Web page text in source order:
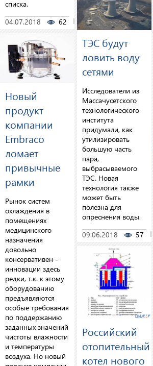
списка.
04.07.2018
62 0
Новый
продукт
компании
Embraco
ломает
привычные
рамки
Рынок систем
охлаждения в
помещениях
медицинского
назначения
довольно
консервативен -
инновации здесь
редки, т.к. к этому
оборудованию
предъявляются
особые требования
по поддержанию
заданных значений
чистоты влажности
и температуры
воздуха. Но новый
ТЭС будут
ловить воду
сетями
Исследователи из
Массачусетского
технологического
института
придумали, как
утилизировать
большую часть
пара,
выбрасываемого
ТЭC. Новая
технология также
может быть
полезна для
опреснения воды.
09.06.2018
57
Российский
отопительный
котел нового